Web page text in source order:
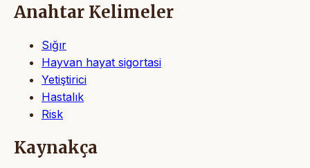
Anahtar Kelimeler
Sığır
Hayvan hayat sigortasi
Yetiştirici
Hastalık
Risk
Kaynakça